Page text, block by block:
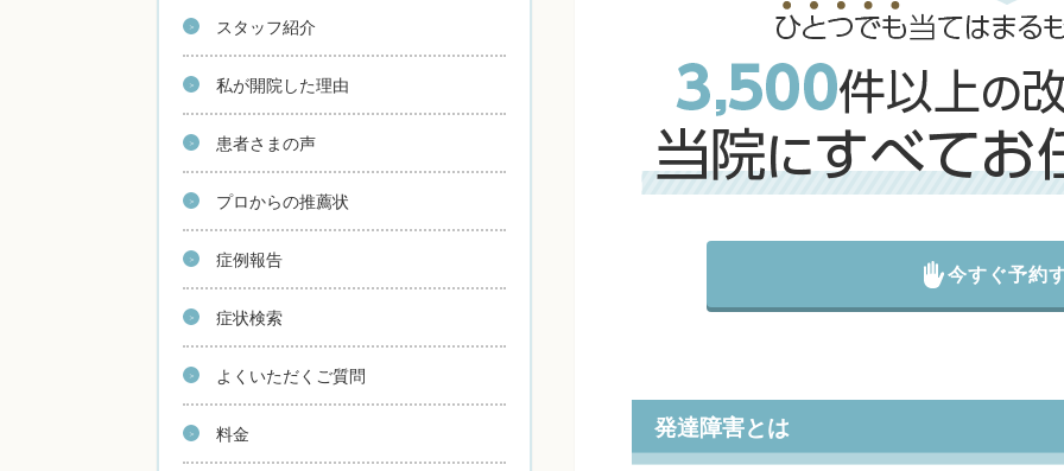
今すぐ予約
発達障害とは
スタッフ紹介
私が開院した理由
患者さまの声
プロからの推薦状
症例報告
症状検索
よくいただくご質問
料金